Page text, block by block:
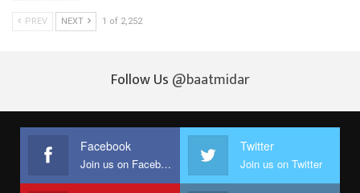
PREV NEXT 1 of 2,252
Follow Us @baatmidar
Facebook
Join us on Facebook
Twitter
Join us on Twitter